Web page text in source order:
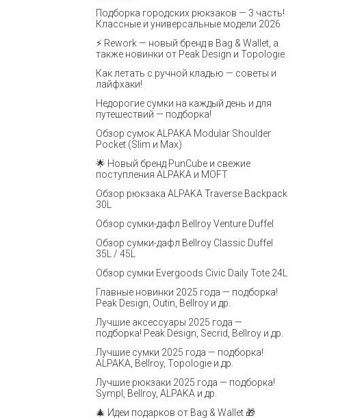
Подборка городских рюкзаков — 3 часть!
Классные и универсальные модели 2026
⚡️ Rework — новый бренд в Bag & Wallet, а
также новинки от Peak Design и Topologie
Как летать с ручной кладью — советы и
лайфхаки!
Недорогие сумки на каждый день и для
путешествий — подборка!
Обзор сумок ALPAKA Modular Shoulder
Pocket (Slim и Max)
🌟 Новый бренд PunCube и свежие
поступления ALPAKA и MOFT
Обзор рюкзака ALPAKA Traverse Backpack
30L
Обзор сумки-дафл Bellroy Venture Duffel
Обзор сумки-дафл Bellroy Classic Duffel
35L / 45L
Обзор сумки Evergoods Civic Daily Tote 24L
Главные новинки 2025 года — подборка!
Peak Design, Outin, Bellroy и др.
Лучшие аксессуары 2025 года —
подборка! Peak Design, Secrid, Bellroy и др.
Лучшие сумки 2025 года — подборка!
ALPAKA, Bellroy, Topologie и др.
Лучшие рюкзаки 2025 года — подборка!
Sympl, Bellroy, ALPAKA и др.
🎄 Идеи подарков от Bag & Wallet 🎁